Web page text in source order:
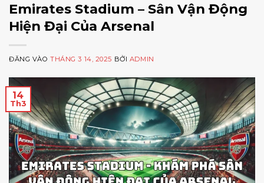
Emirates Stadium – Sân Vận Động
Hiện Đại Của Arsenal
ĐĂNG VÀOTHÁNG 3 14, 2025 BỞI ADMIN
14
Th3